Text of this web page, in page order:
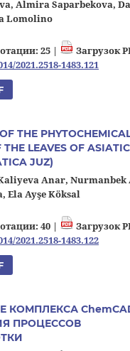
Almira Saparbekova,
Lomolino
25 | Загрузок
2021.2518-1483.121
THE
LEAVES OF
JUZ)
Anar, Nurmanbek
Ela Ayşe Köksal
40 | Загрузок
2021.2518-1483.122
КОМПЛЕКСА
ПРОЦЕССОВ